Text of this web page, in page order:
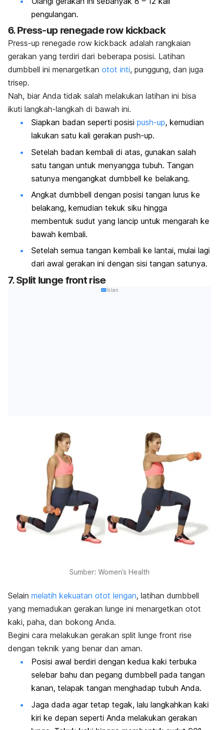
pengulangan.
6. Press-up renegade row kickback
Press-up renegade row kickback adalah rangkaian
gerakan yang terdiri dari beberapa posisi. Latihan
dumbbell ini menargetkan otot inti, punggung, dan juga
trisep.
Nah, biar Anda tidak salah melakukan latihan ini bisa
ikuti langkah-langkah di bawah ini.
Siapkan badan seperti posisi push-up, kemudian
lakukan satu kali gerakan push-up.
Setelah badan kembali di atas, gunakan salah
satu tangan untuk menyangga tubuh. Tangan
satunya mengangkat dumbbell ke belakang.
Angkat dumbbell dengan posisi tangan lurus ke
belakang, kemudian tekuk siku hingga
membentuk sudut yang lancip untuk mengarah ke
bawah kembali.
Setelah semua tangan kembali ke lantai, mulai lagi
dari awal gerakan ini dengan sisi tangan satunya.
7. Split lunge front rise
Iklan
Sumber: Women’s Health
Selain melatih kekuatan otot lengan, latihan dumbbell
yang memadukan gerakan lunge ini menargetkan otot
kaki, paha, dan bokong Anda.
Begini cara melakukan gerakan split lunge front rise
dengan teknik yang benar dan aman.
Posisi awal berdiri dengan kedua kaki terbuka
selebar bahu dan pegang dumbbell pada tangan
kanan, telapak tangan menghadap tubuh Anda.
Jaga dada agar tetap tegak, lalu langkahkan kaki
kiri ke depan seperti Anda melakukan gerakan